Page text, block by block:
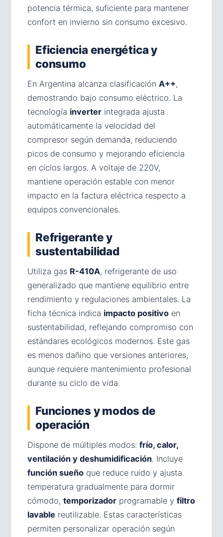
potencia térmica, suficiente para mantener
confort en invierno sin consumo excesivo.
Eficiencia energética y
consumo
En Argentina alcanza clasificación A++,
demostrando bajo consumo eléctrico. La
tecnología inverter integrada ajusta
automáticamente la velocidad del
compresor según demanda, reduciendo
picos de consumo y mejorando eficiencia
en ciclos largos. A voltaje de 220V,
mantiene operación estable con menor
impacto en la factura eléctrica respecto a
equipos convencionales.
Refrigerante y
sustentabilidad
Utiliza gas R-410A, refrigerante de uso
generalizado que mantiene equilibrio entre
rendimiento y regulaciones ambientales. La
ficha técnica indica impacto positivo en
sustentabilidad, reflejando compromiso con
estándares ecológicos modernos. Este gas
es menos dañino que versiones anteriores,
aunque requiere mantenimiento profesional
durante su ciclo de vida.
Funciones y modos de
operación
Dispone de múltiples modos: frío, calor,
ventilación y deshumidificación. Incluye
función sueño que reduce ruido y ajusta
temperatura gradualmente para dormir
cómodo, temporizador programable y filtro
lavable reutilizable. Estas características
permiten personalizar operación según